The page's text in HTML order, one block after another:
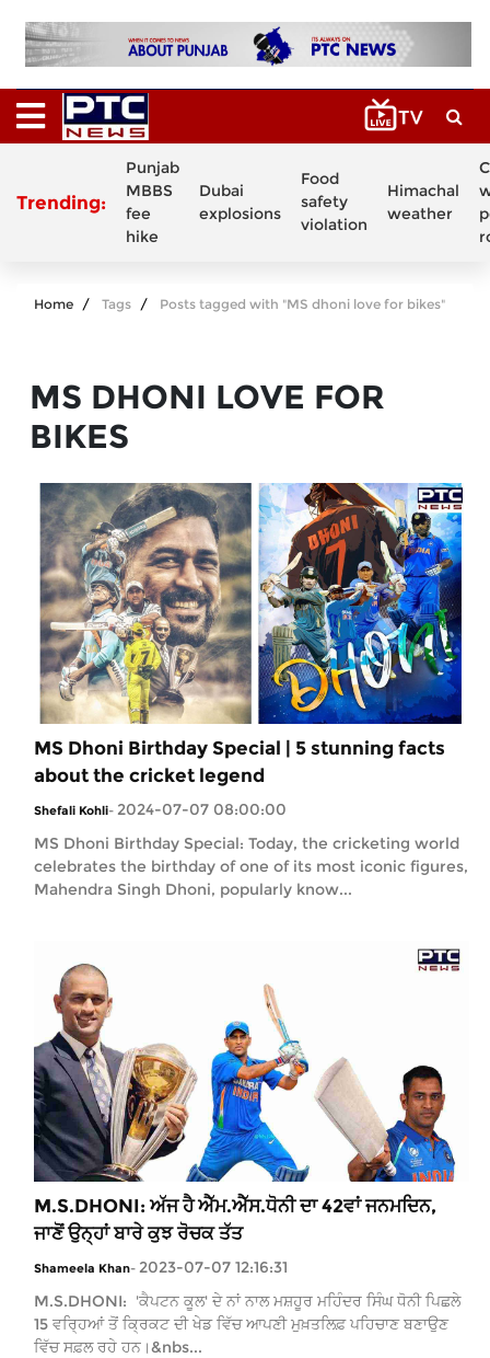
Trending:
Punjab
MBBS
fee
hike
Dubai
explosions
Food
safety
violation
Himachal
weather
Home Tags Posts tagged with "MS dhoni love for bikes"
MS DHONI LOVE FOR
BIKES
MS Dhoni Birthday Special | 5 stunning facts
about the cricket legend
Shefali Kohli- 2024-07-07 08:00:00
MS Dhoni Birthday Special: Today, the cricketing world
celebrates the birthday of one of its most iconic figures,
Mahendra Singh Dhoni, popularly know...
M.S.DHONI: ਅੱਜ ਹੈ ਐੱਮ.ਐੱਸ.ਧੋਨੀ ਦਾ 42ਵਾਂ ਜਨਮਦਿਨ,
ਜਾਣੋਂ ਉਨ੍ਹਾਂ ਬਾਰੇ ਕੁਝ ਰੋਚਕ ਤੱਤ
Shameela Khan- 2023-07-07 12:16:31
M.S.DHONI: 'ਕੈਪਟਨ ਕੂਲ' ਦੇ ਨਾਂ ਨਾਲ ਮਸ਼ਹੂਰ ਮਹਿੰਦਰ ਸਿੰਘ ਧੋਨੀ ਪਿਛਲੇ
15 ਵਰ੍ਹਿਆਂ ਤੋਂ ਕ੍ਰਿਕਟ ਦੀ ਖੇਡ ਵਿੱਚ ਆਪਣੀ ਮੁਖ਼ਤਲਿਫ਼ ਪਹਿਚਾਣ ਬਣਾਉਣ
ਵਿੱਚ ਸਫ਼ਲ ਰਹੇ ਹਨ।&nbs...